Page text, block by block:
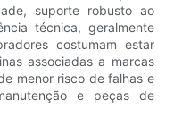
suporte robusto ao
técnica, geralmente
costumam estar
associadas a marcas
menor risco de falhas e
e peças de